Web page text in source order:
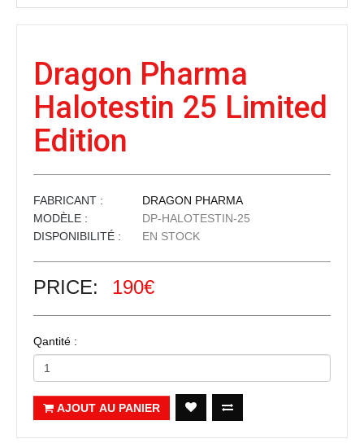
Dragon Pharma
Halotestin 25 Limited
Edition
FABRICANT :
DRAGON PHARMA
MODÈLE :
DP-HALOTESTIN-25
DISPONIBILITÉ :
EN STOCK
PRICE: 190€
Qantité :
AJOUT AU PANIER